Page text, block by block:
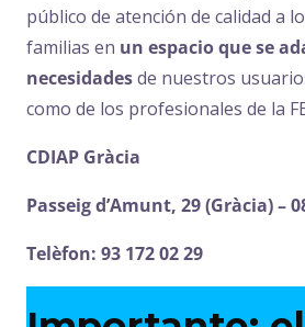
público de atención de calidad a
familias en un espacio que se
necesidadesde nuestros
como de los profesionales de la
CDIAP Gràcia
Passeig d’Amunt, 29 (Gràcia) –
Telèfon: 93 172 02 29